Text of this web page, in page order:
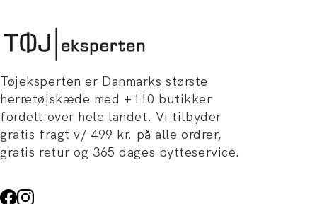
Tøjeksperten er Danmarks største
herretøjskæde med +110 butikker
fordelt over hele landet. Vi tilbyder
gratis fragt v/ 499 kr. på alle ordrer,
gratis retur og 365 dages bytteservice.